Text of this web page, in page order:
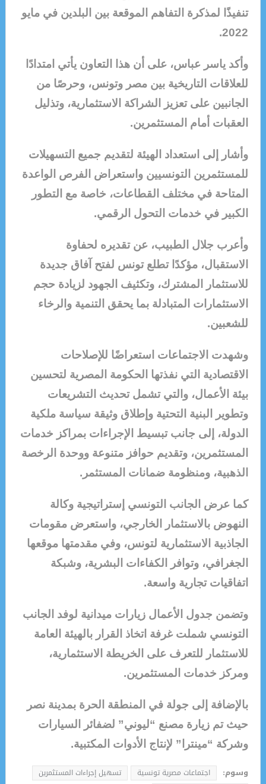
تنفيذًا لمذكرة التفاهم الموقعة بين البلدين في مايو
2022.
وأكد ياسر عباس، على أن هذا التعاون يأتي امتدادًا
للعلاقات التاريخية بين مصر وتونس، وحرصًا من
الجانبين على تعزيز الشراكة الاستثمارية، وتذليل
العقبات أمام المستثمرين.
وأشار إلى استعداد الهيئة لتقديم جميع التسهيلات
للمستثمرين التونسيين واستعراض الفرص الواعدة
المتاحة في مختلف القطاعات، خاصة مع التطور
الكبير في خدمات التحول الرقمي.
وأعرب جلال الطبيب، عن تقديره لحفاوة
الاستقبال، مؤكدًا تطلع تونس لفتح آفاق جديدة
للاستثمار المشترك، وتكثيف الجهود لزيادة حجم
الاستثمارات المتبادلة بما يحقق التنمية والرخاء
للشعبين.
وشهدت الاجتماعات استعراضًا للإصلاحات
الاقتصادية التي نفذتها الحكومة المصرية لتحسين
بيئة الأعمال، والتي تشمل تحديث التشريعات
وتطوير البنية التحتية وإطلاق وثيقة سياسة ملكية
الدولة، إلى جانب تبسيط الإجراءات بمراكز خدمات
المستثمرين، وتقديم حوافز متنوعة ووحدة الرخصة
الذهبية، ومنظومة ضمانات المستثمر.
كما عرض الجانب التونسي إستراتيجية وكالة
النهوض بالاستثمار الخارجي، واستعرض مقومات
الجاذبية الاستثمارية لتونس، وفي مقدمتها موقعها
الجغرافي، وتوافر الكفاءات البشرية، وشبكة
اتفاقيات تجارية واسعة.
وتضمن جدول الأعمال زيارات ميدانية لوفد الجانب
التونسي شملت غرفة اتخاذ القرار بالهيئة العامة
للاستثمار للتعرف على الخريطة الاستثمارية،
ومركز خدمات المستثمرين.
بالإضافة إلى جولة في المنطقة الحرة بمدينة نصر
حيث تم زيارة مصنع “ليوني” لضفائر السيارات
وشركة “مينترا” لإنتاج الأدوات المكتبية.
وسوم: اجتماعات مصرية تونسية
تسهيل إجراءات المستثمرين